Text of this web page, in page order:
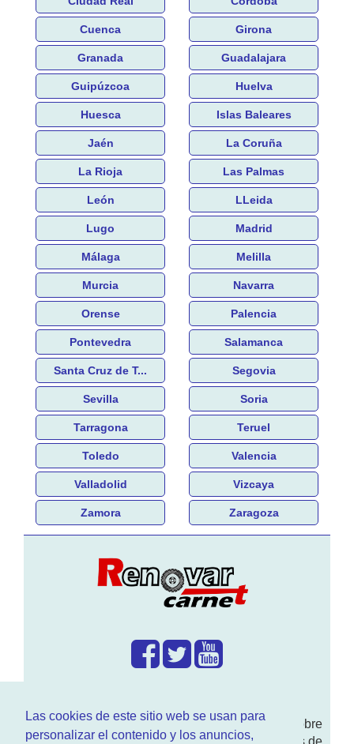
Las cookies de este sitio web se usan para
personalizar el contenido y los anuncios,
Cuenca Girona
Granada Guadalajara
Guipúzcoa Huelva
Huesca Islas Baleares
Jaén La Coruña
La Rioja Las Palmas
León LLeida
Lugo Madrid
Málaga Melilla
Murcia Navarra
Orense Palencia
Pontevedra Salamanca
Santa Cruz de T... Segovia
Sevilla Soria
Tarragona Teruel
Toledo Valencia
Valladolid Vizcaya
Zamora Zaragoza
Enwww.RenovarCarnet.comTe contamos sobre
larenovación del permisode conducir, noticias de